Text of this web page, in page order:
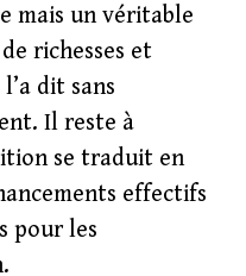
mais un véritable
richesses et
dit sans
Il reste à
se traduit en
effectifs
pour les